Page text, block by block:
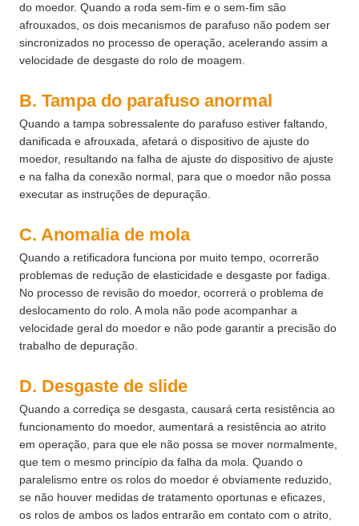
do moedor. Quando a roda sem-fim e o sem-fim são
afrouxados, os dois mecanismos de parafuso não podem ser
sincronizados no processo de operação, acelerando assim a
velocidade de desgaste do rolo de moagem.
B. Tampa do parafuso anormal
Quando a tampa sobressalente do parafuso estiver faltando,
danificada e afrouxada, afetará o dispositivo de ajuste do
moedor, resultando na falha de ajuste do dispositivo de ajuste
e na falha da conexão normal, para que o moedor não possa
executar as instruções de depuração.
C. Anomalia de mola
Quando a retificadora funciona por muito tempo, ocorrerão
problemas de redução de elasticidade e desgaste por fadiga.
No processo de revisão do moedor, ocorrerá o problema de
deslocamento do rolo. A mola não pode acompanhar a
velocidade geral do moedor e não pode garantir a precisão do
trabalho de depuração.
D. Desgaste de slide
Quando a corrediça se desgasta, causará certa resistência ao
funcionamento do moedor, aumentará a resistência ao atrito
em operação, para que ele não possa se mover normalmente,
que tem o mesmo princípio da falha da mola. Quando o
paralelismo entre os rolos do moedor é obviamente reduzido,
se não houver medidas de tratamento oportunas e eficazes,
os rolos de ambos os lados entrarão em contato com o atrito,